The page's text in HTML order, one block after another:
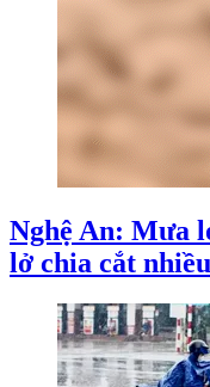
Nghệ An: Mưa
lở chia cắt